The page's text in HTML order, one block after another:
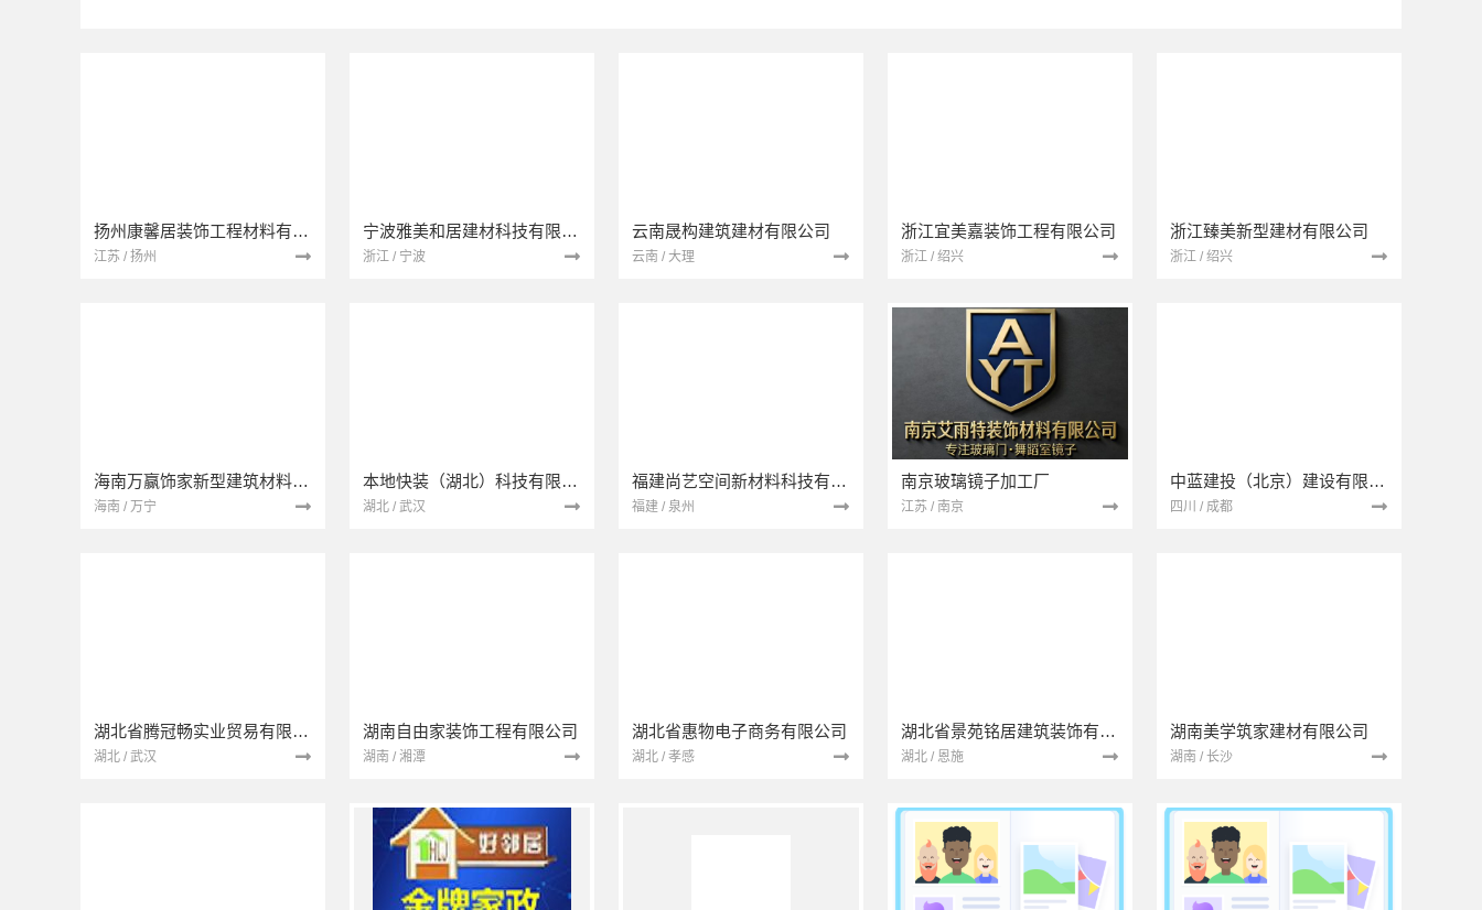
扬州康馨居装饰工程材料有限公司
江苏 / 扬州
宁波雅美和居建材科技有限公司
浙江 / 宁波
云南晟构建筑建材有限公司
云南 / 大理
浙江宜美嘉装饰工程有限公司
浙江 / 绍兴
浙江臻美新型建材有限公司
浙江 / 绍兴
海南万赢饰家新型建筑材料有限公司
海南 / 万宁
本地快装（湖北）科技有限公司
湖北 / 武汉
福建尚艺空间新材料科技有限公司
福建 / 泉州
南京玻璃镜子加工厂
江苏 / 南京
中蓝建投（北京）建设有限公司四川第一分公司
四川 / 成都
湖北省腾冠畅实业贸易有限公司
湖北 / 武汉
湖南自由家装饰工程有限公司
湖南 / 湘潭
湖北省惠物电子商务有限公司
湖北 / 孝感
湖北省景苑铭居建筑装饰有限公司
湖北 / 恩施
湖南美学筑家建材有限公司
湖南 / 长沙